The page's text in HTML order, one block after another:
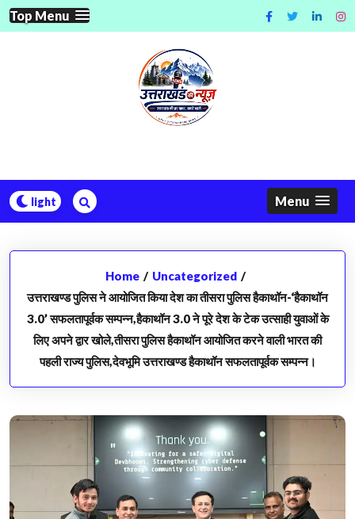
Skip
to
Top Menu
Menu
Home / Uncategorized /
उत्तराखण्ड पुलिस ने आयोजित किया देश का तीसरा पुलिस हैकाथॉन-‘हैकाथॉन
3.0’ सफलतापूर्वक सम्पन्न,हैकाथॉन 3.0 ने पूरे देश के टेक उत्साही युवाओं के
लिए अपने द्वार खोले,तीसरा पुलिस हैकाथॉन आयोजित करने वाली भारत की
पहली राज्य पुलिस,देवभूमि उत्तराखण्ड हैकाथॉन सफलतापूर्वक सम्पन्न।